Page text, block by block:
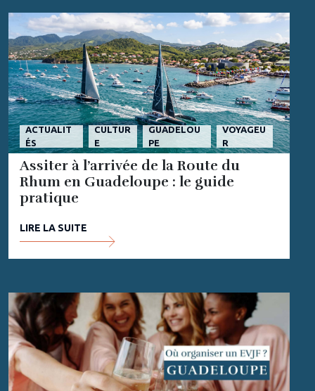
ACTUALIT
ÉS
CULTUR
E
GUADELOU
PE
VOYAGEU
R
Assiter à l’arrivée de la Route du
Rhum en Guadeloupe : le guide
pratique
LIRE LA SUITE